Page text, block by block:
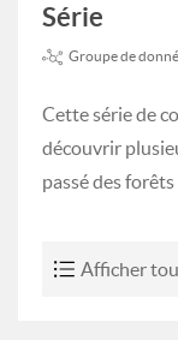
Série
Groupe de
Cette série de
découvrir
passé des
Afficher